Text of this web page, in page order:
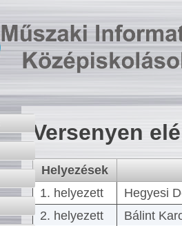
Versenyen
Helyezések
1. helyezett
Hegyesi
2. helyezett
Bálint